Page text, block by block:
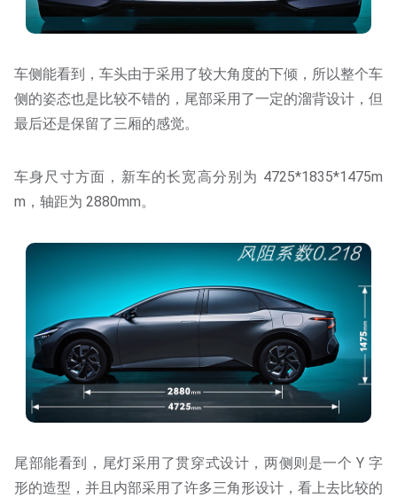
车侧能看到，车头由于采用了较大角度的下倾，所以整个车
侧的姿态也是比较不错的，尾部采用了一定的溜背设计，但
最后还是保留了三厢的感觉。
车身尺寸方面，新车的长宽高分别为 4725*1835*1475m
m，轴距为 2880mm。
尾部能看到，尾灯采用了贯穿式设计，两侧则是一个 Y 字
形的造型，并且内部采用了许多三角形设计，看上去比较的